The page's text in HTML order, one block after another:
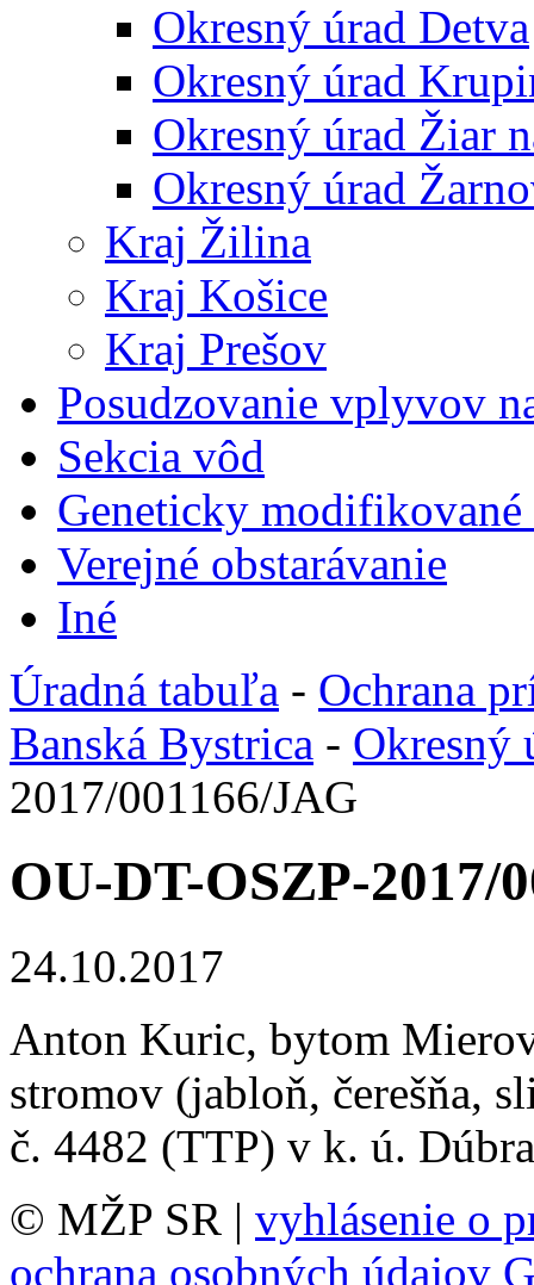
Okresný úrad Detva
Okresný úrad
Okresný úrad Žiar
Okresný úrad
Kraj Žilina
Kraj Košice
Kraj Prešov
Posudzovanie vplyvov
Sekcia vôd
Geneticky
Verejné obstarávanie
Iné
Úradná tabuľa - Ochrana
Banská Bystrica - Okresný
2017/001166/JAG
OU-DT-OSZP-2017/
24.10.2017
Anton Kuric, bytom
stromov (jabloň, čerešňa,
č. 4482 (TTP) v k. ú.
© MŽP SR | vyhlásenie o
ochrana osobných údajov